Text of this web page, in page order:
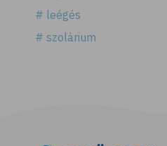
# leégés
# szolárium